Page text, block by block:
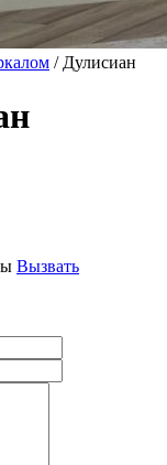
/ Дулисиан
Вызвать